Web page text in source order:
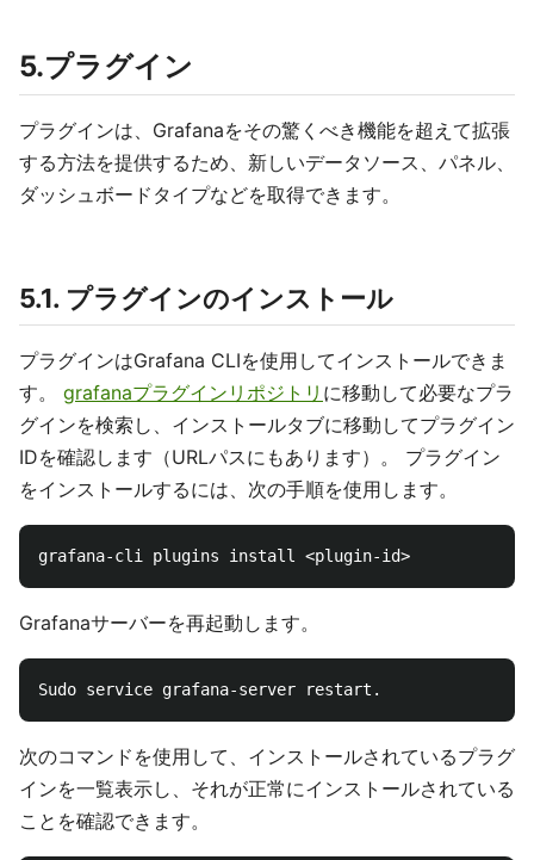
5.プラグイン
プラグインは、Grafanaをその驚くべき機能を超えて拡張
する方法を提供するため、新しいデータソース、パネル、
ダッシュボードタイプなどを取得できます。
5.1. プラグインのインストール
プラグインはGrafana CLIを使用してインストールできま
す。 grafanaプラグインリポジトリ に移動して必要なプラ
グインを検索し、インストールタブに移動してプラグイン
IDを確認します（URLパスにもあります）。 プラグイン
をインストールするには、次の手順を使用します。
Grafanaサーバーを再起動します。
次のコマンドを使用して、インストールされているプラグ
インを一覧表示し、それが正常にインストールされている
ことを確認できます。